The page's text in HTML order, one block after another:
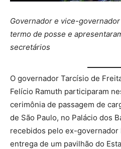
Governador e vice-
termo de posse e
secretários
O governador Tarcísio de
Felício Ramuth participaram
cerimônia de passagem de
de São Paulo, no Palácio dos
recebidos pelo ex-governador
entrega de um pavilhão do